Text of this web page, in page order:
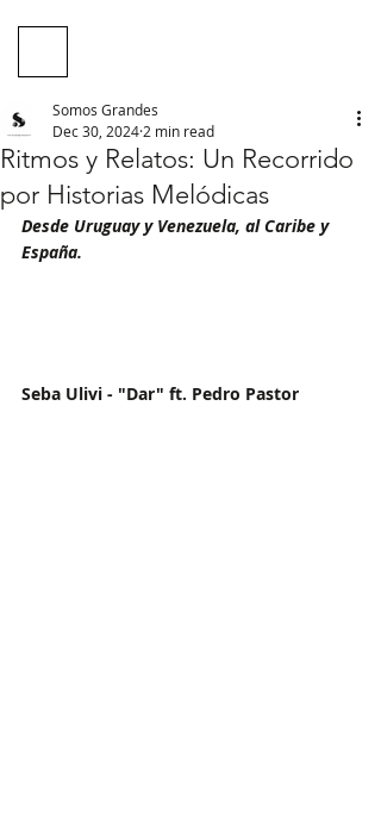
Ritmos y Relatos: Un Recorrido
por Historias Melódicas
Somos Grandes
Dec 30, 2024 2 min read
Desde Uruguay y Venezuela, al Caribe y
España.
Seba Ulivi - "Dar" ft. Pedro Pastor